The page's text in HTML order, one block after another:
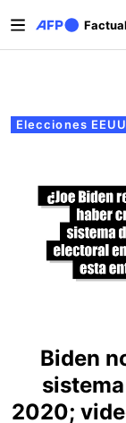
Factual
Solapas
Elecciones
Biden
2020;